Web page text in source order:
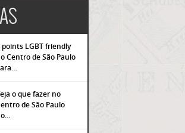
points LGBT friendly
Centro de São Paulo
o que fazer no
de São Paulo